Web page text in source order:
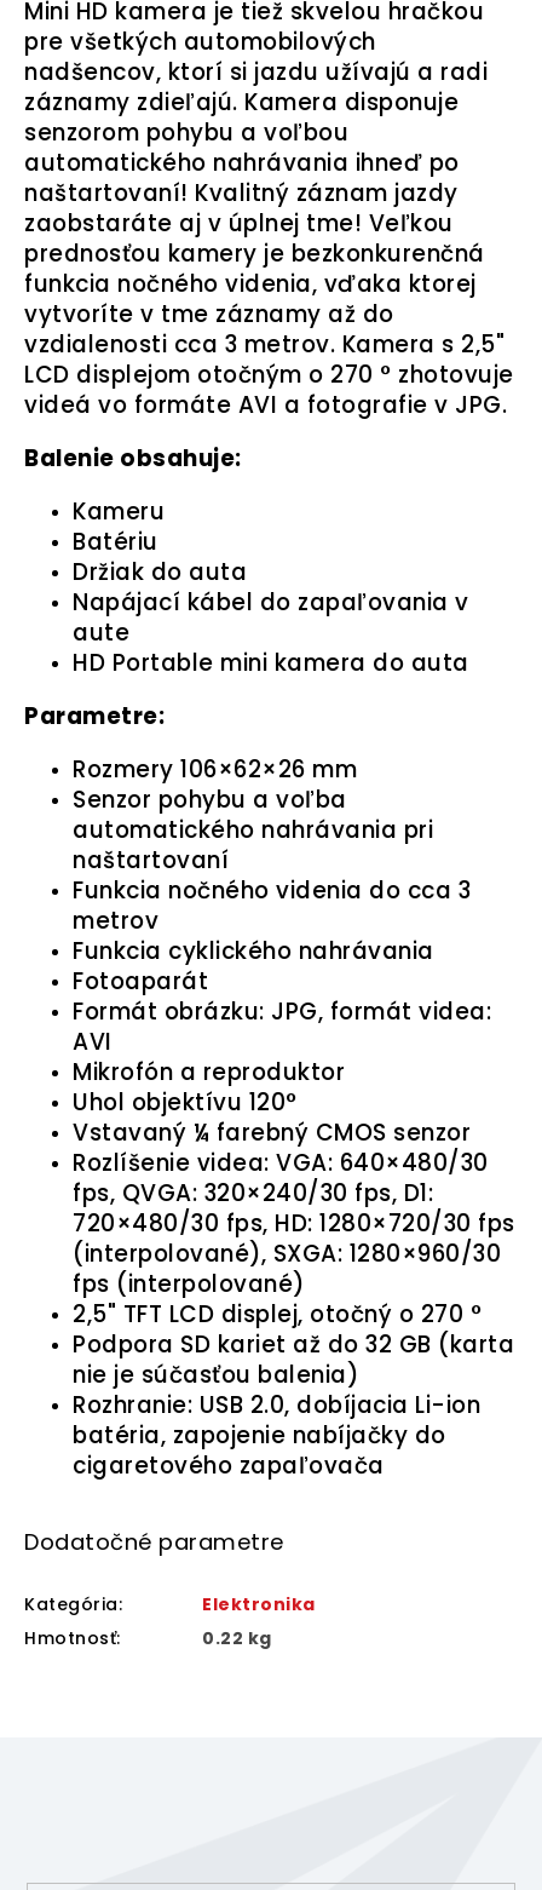
Mini HD kamera je tiež skvelou hračkou
pre všetkých automobilových
nadšencov, ktorí si jazdu užívajú a radi
záznamy zdieľajú. Kamera disponuje
senzorom pohybu a voľbou
automatického nahrávania ihneď po
naštartovaní! Kvalitný záznam jazdy
zaobstaráte aj v úplnej tme! Veľkou
prednosťou kamery je bezkonkurenčná
funkcia nočného videnia, vďaka ktorej
vytvoríte v tme záznamy až do
vzdialenosti cca 3 metrov. Kamera s 2,5"
LCD displejom otočným o 270 ° zhotovuje
videá vo formáte AVI a fotografie v JPG.
Balenie obsahuje:
Kameru
Batériu
Držiak do auta
Napájací kábel do zapaľovania v
aute
HD Portable mini kamera do auta
Parametre:
Rozmery 106×62×26 mm
Senzor pohybu a voľba
automatického nahrávania pri
naštartovaní
Funkcia nočného videnia do cca 3
metrov
Funkcia cyklického nahrávania
Fotoaparát
Formát obrázku: JPG, formát videa:
AVI
Mikrofón a reproduktor
Uhol objektívu 120°
Vstavaný ¼ farebný CMOS senzor
Rozlíšenie videa: VGA: 640×480/30
fps, QVGA: 320×240/30 fps, D1:
720×480/30 fps, HD: 1280×720/30 fps
(interpolované), SXGA: 1280×960/30
fps (interpolované)
2,5" TFT LCD displej, otočný o 270 °
Podpora SD kariet až do 32 GB (karta
nie je súčasťou balenia)
Rozhranie: USB 2.0, dobíjacia Li-ion
batéria, zapojenie nabíjačky do
cigaretového zapaľovača
Dodatočné parametre
Kategória:
Elektronika
Hmotnosť: 0.22 kg